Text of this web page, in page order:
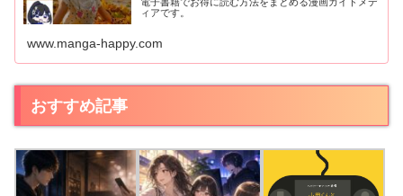
ィアです。
www.manga-happy.com
おすすめ記事